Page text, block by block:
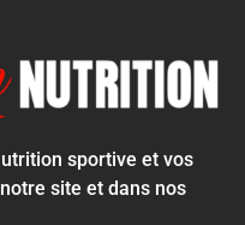
sportive et vos
site et dans nos